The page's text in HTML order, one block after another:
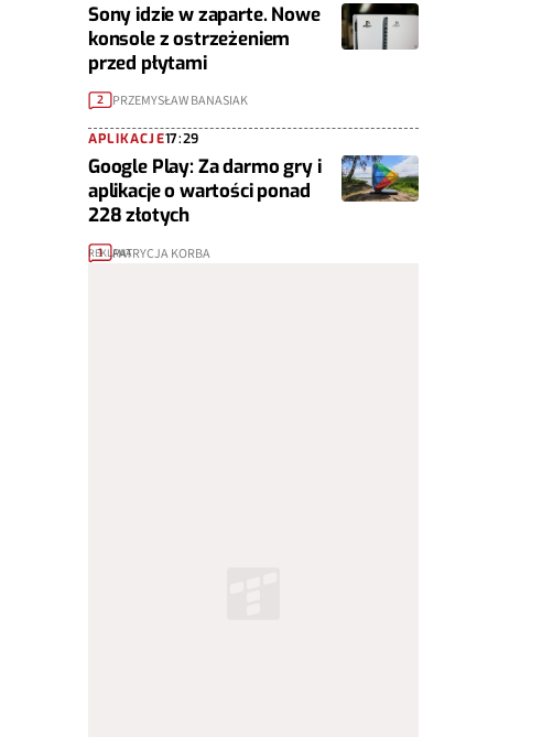
Sony idzie w zaparte. Nowe
konsole z ostrzeżeniem
przed płytami
2 PRZEMYSŁAW BANASIAK
APLIKACJE17:29
Google Play: Za darmo gry i
aplikacje o wartości ponad
228 złotych
1 PATRYCJA KORBA